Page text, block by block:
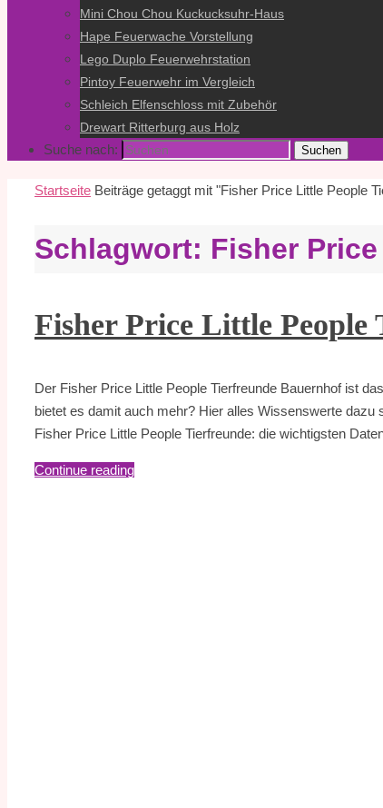
Mini Chou Chou Kuckucksuhr-Haus
Hape Feuerwache Vorstellung
Lego Duplo Feuerwehrstation
Pintoy Feuerwehr im Vergleich
Schleich Elfenschloss mit Zubehör
Drewart Ritterburg aus Holz
Suche nach: Suchen
Startseite Beiträge getaggt mit "Fisher Price Little People
Schlagwort: Fisher
Fisher Price Little
Der Fisher Price Little People Tierfreunde Bauernhof ist
bietet es damit auch mehr? Hier alles Wissenswerte
Fisher Price Little People Tierfreunde: die wichtigsten
Continue reading